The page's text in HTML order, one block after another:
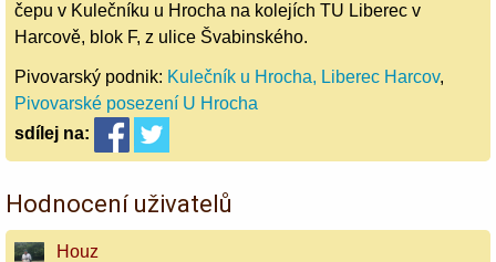
čepu v Kulečníku u Hrocha na kolejích TU Liberec v
Harcově, blok F, z ulice Švabinského.
Pivovarský podnik: Kulečník u Hrocha, Liberec Harcov,
Pivovarské posezení U Hrocha
sdílej na:
Hodnocení uživatelů
Houz